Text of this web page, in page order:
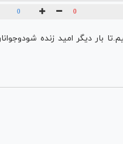
0
0
بار دیگر امید زنده